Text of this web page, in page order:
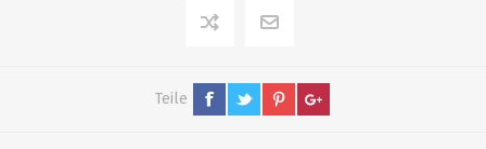
Teile